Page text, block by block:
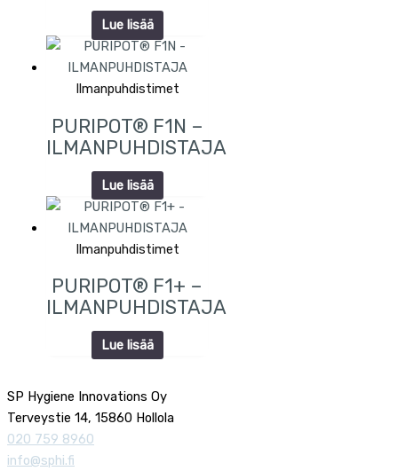
Lue lisää
Ilmanpuhdistimet
PURIPOT® F1N –
ILMANPUHDISTAJA
Lue lisää
Ilmanpuhdistimet
PURIPOT® F1+ –
ILMANPUHDISTAJA
Lue lisää
SP Hygiene Innovations Oy
Terveystie 14, 15860 Hollola
020 759 8960
info@sphi.fi